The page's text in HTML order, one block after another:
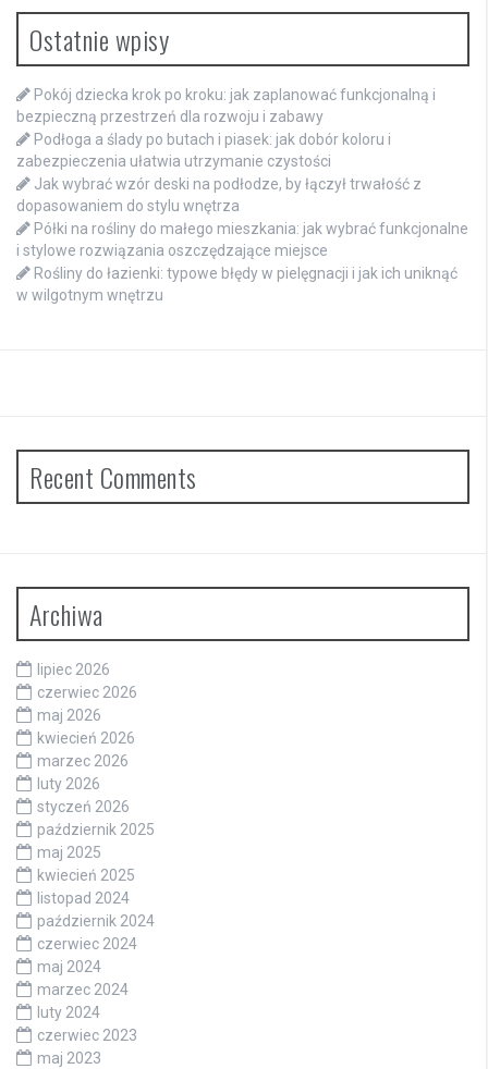
Ostatnie wpisy
Pokój dziecka krok po kroku: jak zaplanować funkcjonalną i
bezpieczną przestrzeń dla rozwoju i zabawy
Podłoga a ślady po butach i piasek: jak dobór koloru i
zabezpieczenia ułatwia utrzymanie czystości
Jak wybrać wzór deski na podłodze, by łączył trwałość z
dopasowaniem do stylu wnętrza
Półki na rośliny do małego mieszkania: jak wybrać funkcjonalne
i stylowe rozwiązania oszczędzające miejsce
Rośliny do łazienki: typowe błędy w pielęgnacji i jak ich uniknąć
w wilgotnym wnętrzu
Recent Comments
Archiwa
lipiec 2026
czerwiec 2026
maj 2026
kwiecień 2026
marzec 2026
luty 2026
styczeń 2026
październik 2025
maj 2025
kwiecień 2025
listopad 2024
październik 2024
czerwiec 2024
maj 2024
marzec 2024
luty 2024
czerwiec 2023
maj 2023